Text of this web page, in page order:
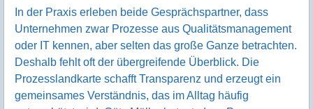
In der Praxis erleben beide Gesprächspartner, dass
Unternehmen zwar Prozesse aus Qualitätsmanagement
oder IT kennen, aber selten das große Ganze betrachten.
Deshalb fehlt oft der übergreifende Überblick. Die
Prozesslandkarte schafft Transparenz und erzeugt ein
gemeinsames Verständnis, das im Alltag häufig